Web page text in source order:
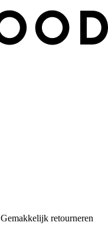
Gemakkelijk retourneren